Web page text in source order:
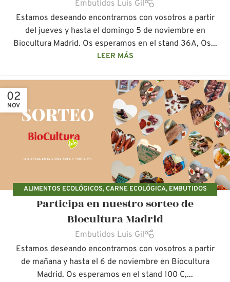
Embutidos Luis Gil
Estamos deseando encontrarnos con vosotros a partir
del jueves y hasta el domingo 5 de noviembre en
Biocultura Madrid. Os esperamos en el stand 36A, Os...
LEER MÁS
02
NOV
ALIMENTOS ECOLÓGICOS,CARNE ECOLÓGICA, EMBUTIDOS
ECOLÓGICOS ,FERIAS ECOLÓGICAS
Participa en nuestro sorteo de
Biocultura Madrid
Embutidos Luis Gil
Estamos deseando encontrarnos con vosotros a partir
de mañana y hasta el 6 de noviembre en Biocultura
Madrid. Os esperamos en el stand 100 C,...